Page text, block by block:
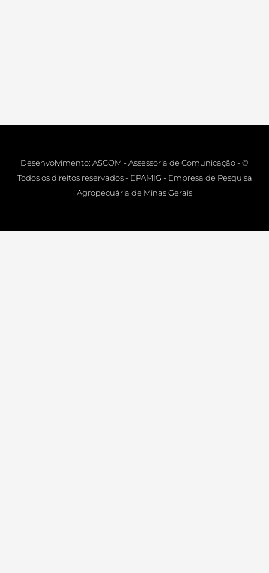
Desenvolvimento: ASCOM - Assessoria de Comunicação - ©
Todos os direitos reservados - EPAMIG - Empresa de Pesquisa
Agropecuária de Minas Gerais